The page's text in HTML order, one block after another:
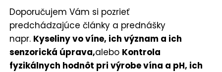
Doporučujem Vám si pozrieť
predchádzajúce články a prednášky
napr. Kyseliny vo víne, ich význam a ich
senzorická úprava,alebo Kontrola
fyzikálnych hodnôt pri výrobe vína a pH, ich